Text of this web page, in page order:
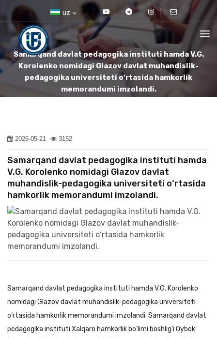
uz
Samarqand davlat pedagogika instituti hamda V.G.
Korolenko nomidagi Glazov davlat muhandislik-
pedagogika universiteti o‘rtasida hamkorlik
memorandumi imzolandi.
2026-05-21 3152
Samarqand davlat pedagogika instituti hamda
V.G. Korolenko nomidagi Glazov davlat
muhandislik-pedagogika universiteti o‘rtasida
hamkorlik memorandumi imzolandi.
Samarqand davlat pedagogika instituti hamda V.G. Korolenko
nomidagi Glazov davlat muhandislik-pedagogika universiteti
o‘rtasida hamkorlik memorandumi imzolandi. Samarqand davlat
pedagogika instituti Xalqaro hamkorlik bo‘limi boshlig‘i Oybek